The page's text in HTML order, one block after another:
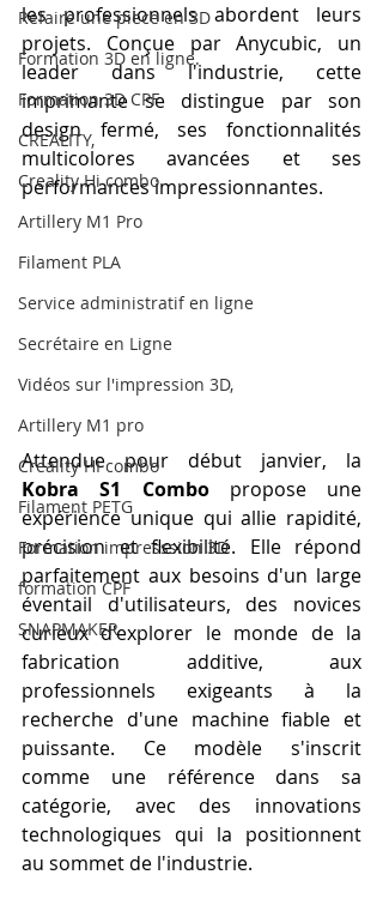
Refaire une piece en 3D
Formation 3D en ligne.
Formation 3D CPF
CREALITY,
Creality Hi combo
Artillery M1 Pro
Filament PLA
Service administratif en ligne
Secrétaire en Ligne
Vidéos sur l'impression 3D,
Artillery M1 pro
Creality HI combo
Filament PETG
Formation impresssion 3D
formation CPF
SNAPMAKER
les professionnels abordent leurs
projets. Conçue par Anycubic, un
leader dans l'industrie, cette
imprimante se distingue par son
design fermé, ses fonctionnalités
multicolores avancées et ses
performances impressionnantes.
Kobra S1 Combo propose une
expérience unique qui allie rapidité,
précision et flexibilité. Elle répond
parfaitement aux besoins d'un large
éventail d'utilisateurs, des novices
curieux d'explorer le monde de la
fabrication additive, aux
professionnels exigeants à la
recherche d'une machine fiable et
puissante. Ce modèle s'inscrit
comme une référence dans sa
catégorie, avec des innovations
technologiques qui la positionnent
au sommet de l'industrie.